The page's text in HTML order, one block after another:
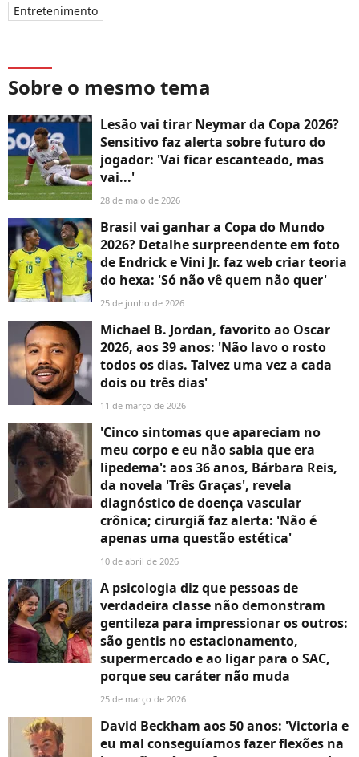
Entretenimento
Sobre o mesmo tema
Lesão vai tirar Neymar da Copa 2026?
Sensitivo faz alerta sobre futuro do
jogador: 'Vai ficar escanteado, mas
vai...'
28 de maio de 2026
Brasil vai ganhar a Copa do Mundo
2026? Detalhe surpreendente em foto
de Endrick e Vini Jr. faz web criar teoria
do hexa: 'Só não vê quem não quer'
25 de junho de 2026
Michael B. Jordan, favorito ao Oscar
2026, aos 39 anos: 'Não lavo o rosto
todos os dias. Talvez uma vez a cada
dois ou três dias'
11 de março de 2026
'Cinco sintomas que apareciam no
meu corpo e eu não sabia que era
lipedema': aos 36 anos, Bárbara Reis,
da novela 'Três Graças', revela
diagnóstico de doença vascular
crônica; cirurgiã faz alerta: 'Não é
apenas uma questão estética'
10 de abril de 2026
A psicologia diz que pessoas de
verdadeira classe não demonstram
gentileza para impressionar os outros:
são gentis no estacionamento,
supermercado e ao ligar para o SAC,
porque seu caráter não muda
25 de março de 2026
David Beckham aos 50 anos: 'Victoria e
eu mal conseguíamos fazer flexões na